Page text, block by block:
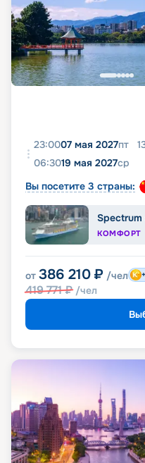
23:0007 мая 2027пт
06:3019 мая 2027ср
Вы посетите 3 страны:
Spectrum
КОМФОРТ
от 386 210 ₽ /чел
419 771₽ /чел